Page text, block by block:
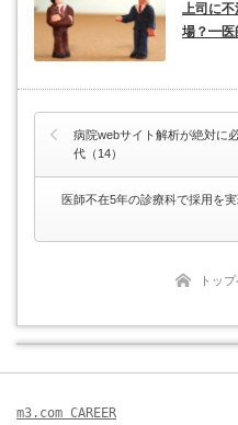
上司に不
場？━医
病院webサイト解析が絶対に
代（14）
医師不在5年の診療科で採用を
トッ
m3.com CAREER